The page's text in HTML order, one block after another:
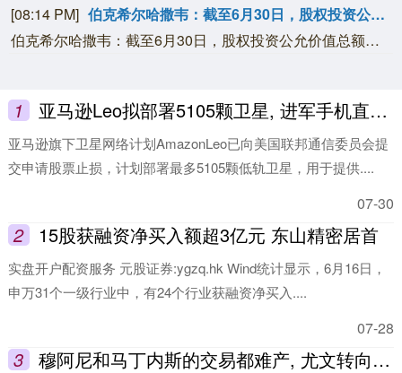
[08:14 PM]
伯克希尔哈撒韦：截至6月30日，股权投资公允价值总额的66%集中在美国运通、苹果、美国银行、Alphabet及可口可乐这五家公司。
伯克希尔哈撒韦：截至6月30日，股权投资公允价值总额的66%集中在美国运通、苹果、美国银行、Alphabet及可口可乐这五家公司。
1 亚马逊Leo拟部署5105颗卫星, 进军手机直连通信市场
07-30
亚马逊旗下卫星网络计划AmazonLeo已向美国联邦通信委员会提
交申请股票止损，计划部署最多5105颗低轨卫星，用于提供....
2 15股获融资净买入额超3亿元 东山精密居首
07-28
实盘开户配资服务 元股证券:ygzq.hk Wind统计显示，6月16日，
申万31个一级行业中，有24个行业获融资净买入....
3 穆阿尼和马丁内斯的交易都难产, 尤文转向马特塔和另外两名门将